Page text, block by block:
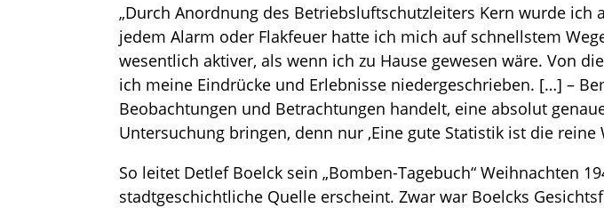
„Durch Anordnung des Betriebsluftschutzleiters Kern wurde ich
jedem Alarm oder Flakfeuer hatte ich mich auf schnellstem
wesentlich aktiver, als wenn ich zu Hause gewesen wäre. Von
ich meine Eindrücke und Erlebnisse niedergeschrieben. […] –
Beobachtungen und Betrachtungen handelt, eine absolut
Untersuchung bringen, denn nur ‚Eine gute Statistik ist die reine
So leitet Detlef Boelck sein „Bomben-Tagebuch“ Weihnachten
stadtgeschichtliche Quelle erscheint. Zwar war Boelcks